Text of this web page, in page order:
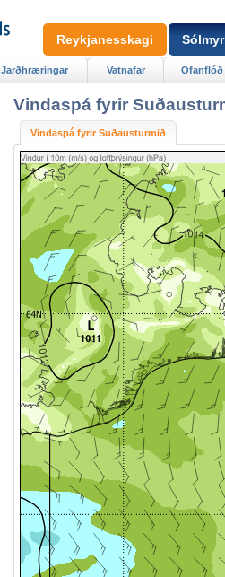
Vindaspá fyrir
Vindaspá fyrir Suðausturmið
Jarðhræringar Vatnafar Ofanflóð
Reykjanesskagi